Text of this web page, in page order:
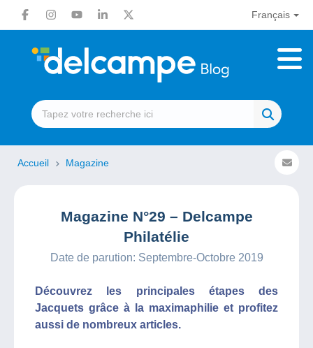
Français
Accueil Magazine
Magazine N°29 – Delcampe
Philatélie
Date de parution: Septembre-Octobre 2019
Découvrez les principales étapes des
Jacquets grâce à la maximaphilie et profitez
aussi de nombreux articles.